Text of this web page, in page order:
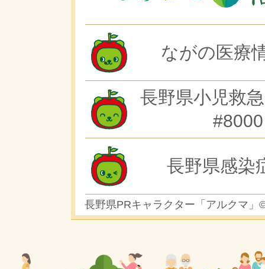
ながの医療
長野県小児救
#8000
長野県感染
長野県PRキャラクター「アルクマ」